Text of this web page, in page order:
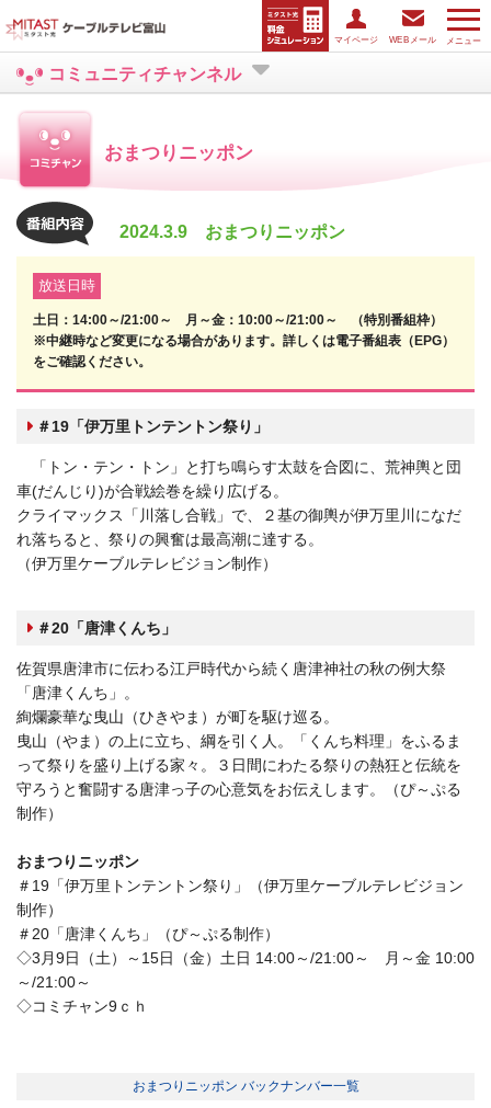
メニュー
マイページ WEBメール
コミュニティチャンネル
おまつりニッポン
2024.3.9 おまつりニッポン
放送日時
土日：14:00～/21:00～ 月～金：10:00～/21:00～ （特別番組枠）
※中継時など変更になる場合があります。詳しくは電子番組表（EPG）
をご確認ください。
＃19「伊万里トンテントン祭り」
「トン・テン・トン」と打ち鳴らす太鼓を合図に、荒神輿と団
車(だんじり)が合戦絵巻を繰り広げる。
クライマックス「川落し合戦」で、２基の御輿が伊万里川になだ
れ落ちると、祭りの興奮は最高潮に達する。
（伊万里ケーブルテレビジョン制作）
＃20「唐津くんち」
佐賀県唐津市に伝わる江戸時代から続く唐津神社の秋の例大祭
「唐津くんち」。
絢爛豪華な曳山（ひきやま）が町を駆け巡る。
曳山（やま）の上に立ち、綱を引く人。「くんち料理」をふるま
って祭りを盛り上げる家々。３日間にわたる祭りの熱狂と伝統を
守ろうと奮闘する唐津っ子の心意気をお伝えします。（ぴ～ぷる
制作）
おまつりニッポン
＃19「伊万里トンテントン祭り」（伊万里ケーブルテレビジョン
制作）
＃20「唐津くんち」（ぴ～ぷる制作）
◇3月9日（土）～15日（金）土日 14:00～/21:00～ 月～金 10:00
～/21:00～
◇コミチャン9ｃｈ
おまつりニッポン バックナンバー一覧